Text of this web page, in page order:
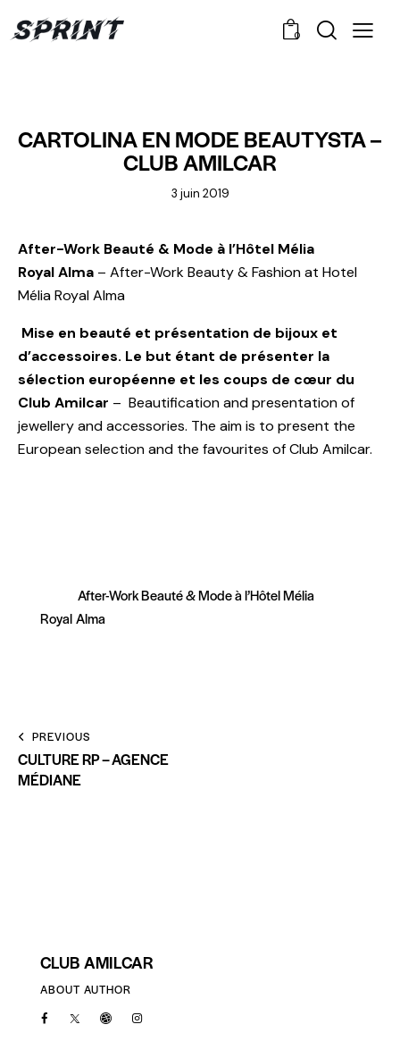
0
CARTOLINA EN MODE BEAUTYSTA –
CLUB AMILCAR
3 juin 2019
After-Work Beauté & Mode à l’Hôtel Mélia
Royal Alma – After-Work Beauty & Fashion at Hotel
Mélia Royal Alma
Mise en beauté et présentation de bijoux et
d’accessoires. Le but étant de présenter la
sélection européenne et les coups de cœur du
Club Amilcar – Beautification and presentation of
jewellery and accessories. The aim is to present the
European selection and the favourites of Club Amilcar.
After-Work Beauté & Mode à l’Hôtel Mélia
Royal Alma
PREVIOUS
CULTURE RP – AGENCE
MÉDIANE
CLUB AMILCAR
ABOUT AUTHOR